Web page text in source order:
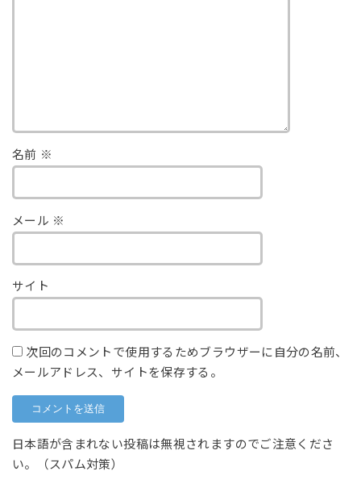
名前 ※
メール ※
サイト
次回のコメントで使用するためブラウザーに自分の名前、
メールアドレス、サイトを保存する。
日本語が含まれない投稿は無視されますのでご注意くださ
い。（スパム対策）